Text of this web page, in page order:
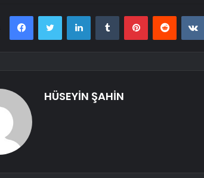
FacebookTwitter LinkedInTumblr PinterestReddit
HÜSEYİN ŞAHİN